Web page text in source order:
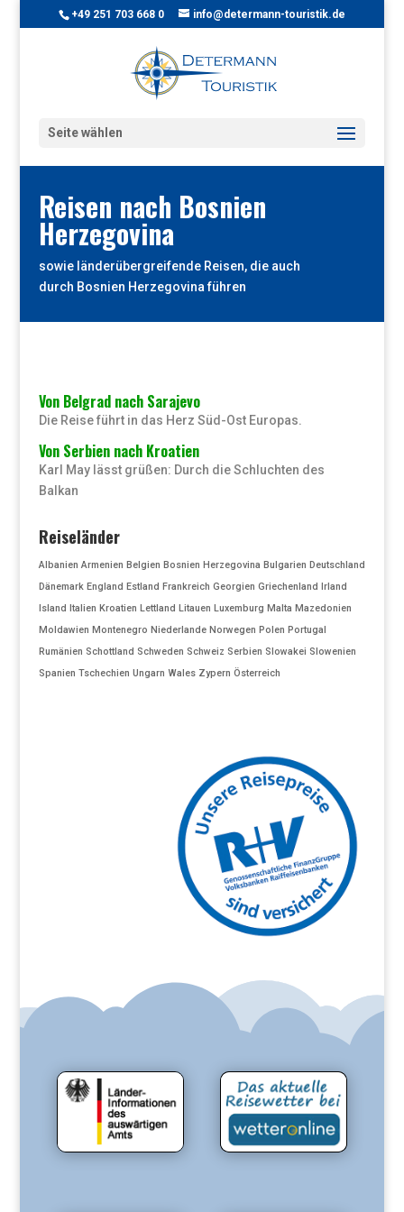
+49 251 703 668 0 info@determann-touristik.de
Seite wählen
Reisen nach Bosnien
Herzegovina
sowie länderübergreifende Reisen, die auch
durch Bosnien Herzegovina führen
Von Belgrad nach Sarajevo
Die Reise führt in das Herz Süd-Ost Europas.
Von Serbien nach Kroatien
Karl May lässt grüßen: Durch die Schluchten des
Balkan
Reiseländer
Albanien Armenien Belgien Bosnien Herzegovina Bulgarien Deutschland
Dänemark England Estland Frankreich Georgien Griechenland Irland
Island Italien Kroatien Lettland Litauen Luxemburg Malta Mazedonien
Moldawien Montenegro Niederlande Norwegen Polen Portugal
Rumänien Schottland Schweden Schweiz Serbien Slowakei Slowenien
Spanien Tschechien Ungarn Wales Zypern Österreich